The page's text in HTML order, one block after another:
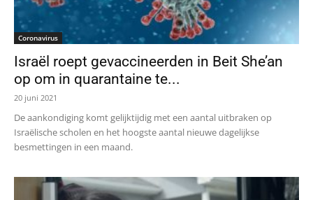
Coronavirus
Israël roept gevaccineerden in Beit She’an
op om in quarantaine te...
20 juni 2021
De aankondiging komt gelijktijdig met een aantal uitbraken op
Israëlische scholen en het hoogste aantal nieuwe dagelijkse
besmettingen in een maand.